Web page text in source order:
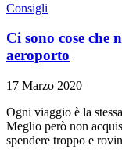
Consigli
Ci sono cose che
aeroporto
17 Marzo 2020
Ogni viaggio è la
Meglio però non
spendere troppo e